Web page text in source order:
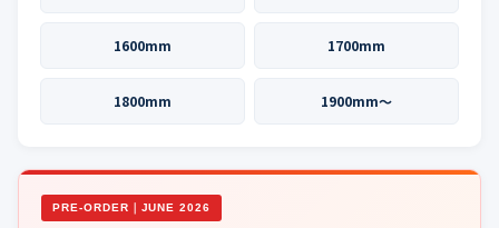
1600mm 1700mm
1800mm 1900mm〜
PRE-ORDER｜JUNE 2026